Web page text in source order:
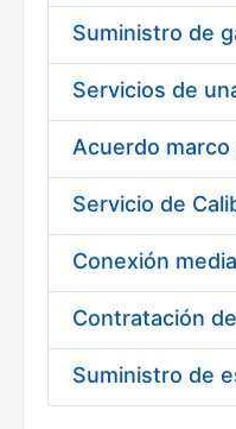
Mostrar/Ocultar
Acuerdo
Suministro de